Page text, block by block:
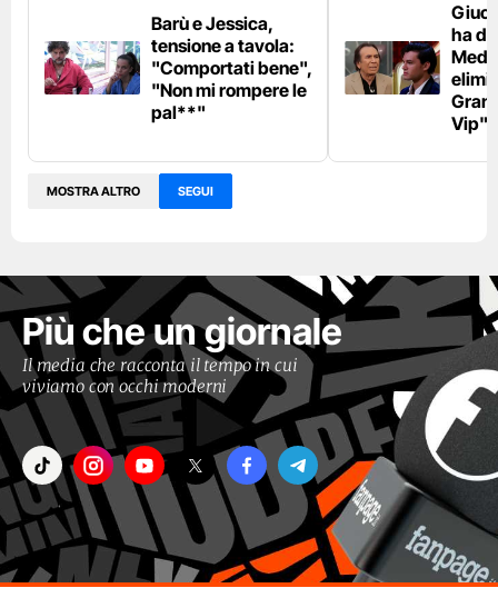
Barù e Jessica,
tensione a tavola:
"Comportati bene",
"Non mi rompere le
pal**"
ha
Vip"
MOSTRA ALTRO SEGUI
Più che un giornale
Il media che racconta il tempo in cui
viviamo con occhi moderni